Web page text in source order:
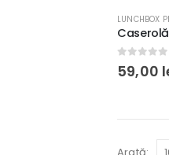
LUNCHBOX
0out of
59,00